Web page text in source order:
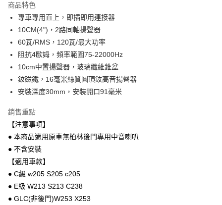
合作金庫商業銀行
華南商業銀行
上海商業儲蓄銀行
國泰世華商業銀行
臺灣中小企業銀行
匯豐（台灣）商業銀行
聯邦商業銀行
元大商業銀行
永豐商業銀行
玉山商業銀行
星展（台灣）商業銀行
台灣樂天信用卡公司
6 期 0 利率 每期
華南商業銀行
上海商業儲蓄銀行
國泰世華商業銀行
兆豐國際商業銀行
臺灣中小企業銀行
匯豐（台灣）商業銀行
華泰商業銀行
聯邦商業銀行
元大商業銀行
永豐商業銀行
玉山商業銀行
台灣樂天信用卡公司
超商取貨付款
LINE Pay
Apple Pay
街口支付
AFTEE先享後付
相關說明
【關於「AFTEE先享後付」】
AFTEE先享後付是「在收到商品之後才付款」的支付方式。 讓您購物簡單
便利好安心！
１．簡單：不需註冊會員、不需綁卡、不需儲值。
２．便利：只要手機號碼，簡訊認證，即可結帳。
運送方式
商品特色
專車專用直上，即插即用連接器
10CM(4")，2路同軸揚聲器
60瓦/RMS，120瓦/最大功率
阻抗4歐姆，頻率範圍75-22000Hz
10cm中置揚聲器，玻璃纖維錐盆
釹磁鐵，16毫米絲質圓頂釹高音揚聲器
安裝深度30mm，安裝開口91毫米
銷售重點
【注意事項】
● 本商品適用原車無柏林後門專用中音喇叭
● 不含安裝
【適用車款】
● C級 w205 S205 c205
● E級 W213 S213 C238
● GLC(非後門)W253 X253